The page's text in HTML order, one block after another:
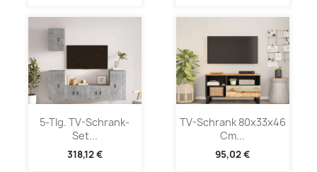
5-Tlg. TV-Schrank-
Set...
318,12 €
TV-Schrank 80x33x46
Cm...
95,02 €